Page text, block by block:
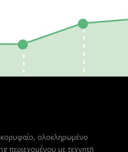
ολοκληρωμένο
περιεχομένου με τεχνητή